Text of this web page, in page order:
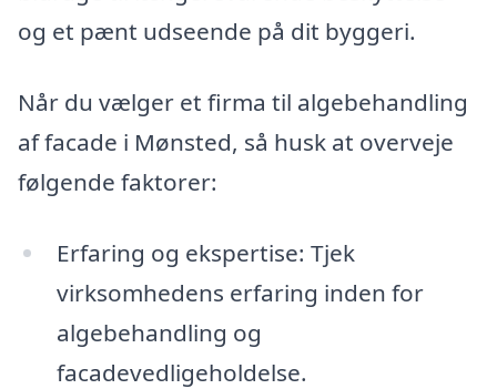
og et pænt udseende på dit byggeri.
Når du vælger et firma til algebehandling
af facade i Mønsted, så husk at overveje
følgende faktorer:
Erfaring og ekspertise: Tjek
virksomhedens erfaring inden for
algebehandling og
facadevedligeholdelse.